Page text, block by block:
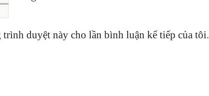
duyệt này cho lần bình luận kế tiếp của tôi.